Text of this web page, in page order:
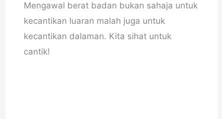
Mengawal berat badan bukan sahaja untuk
kecantikan luaran malah juga untuk
kecantikan dalaman. Kita sihat untuk
cantik!